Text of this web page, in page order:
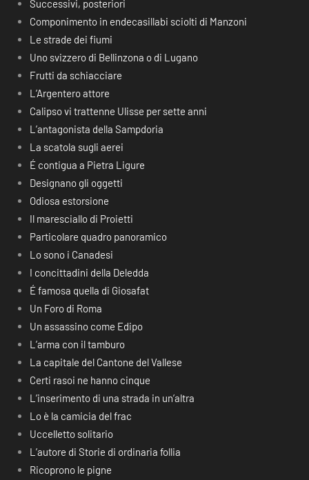
Successivi, posteriori
Componimento in endecasillabi sciolti di Manzoni
Le strade dei fiumi
Uno svizzero di Bellinzona o di Lugano
Frutti da schiacciare
L’Argentero attore
Calipso vi trattenne Ulisse per sette anni
L’antagonista della Sampdoria
La scatola sugli aerei
É contigua a Pietra Ligure
Designano gli oggetti
Odiosa estorsione
Il maresciallo di Proietti
Particolare quadro panoramico
Lo sono i Canadesi
I concittadini della Deledda
É famosa quella di Giosafat
Un Foro di Roma
Un assassino come Edipo
L’arma con il tamburo
La capitale del Cantone del Vallese
Certi rasoi ne hanno cinque
L’inserimento di una strada in un’altra
Lo è la camicia del frac
Uccelletto solitario
L’autore di Storie di ordinaria follia
Ricoprono le pigne